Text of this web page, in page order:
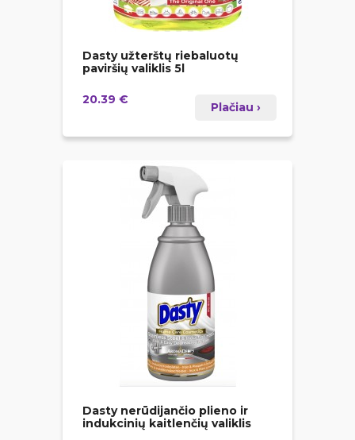
Dasty užterštų riebaluotų
paviršių valiklis 5l
20.39 €
Plačiau ›
Dasty nerūdijančio plieno ir
indukcinių kaitlenčių valiklis